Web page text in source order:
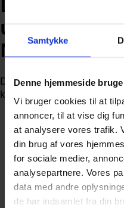
Samtykke
Denne hjemmeside
Vi bruger cookies til at
annoncer, til at vise dig
at analysere vores trafik.
din brug af vores
for sociale medier,
analysepartnere. Vores
data med andre
de har indsamlet fra din
udmelding
Nu trækker
Den danske radiovært Dan
kritik af den norske
AfNicolai Ohlsen
Udgivet:6. juni 2026